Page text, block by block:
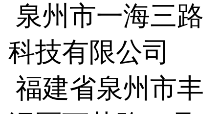
泉州市一海三路
科技有限公司
福建省泉州市丰